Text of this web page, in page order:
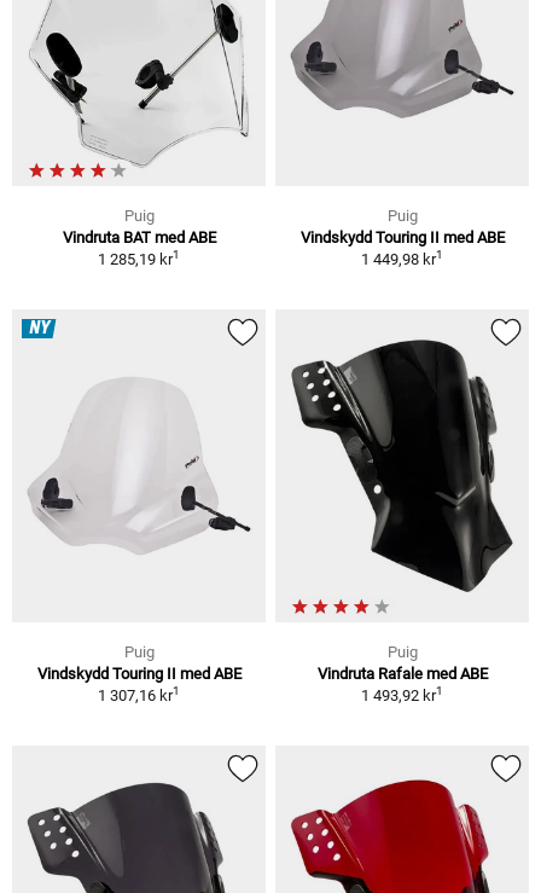
Puig
Vindruta BAT med ABE
1 285,19 kr1
Puig
Vindskydd Touring II med ABE
1 449,98 kr1
NY
Puig
Vindskydd Touring II med ABE
1 307,16 kr1
Puig
Vindruta Rafale med ABE
1 493,92 kr1